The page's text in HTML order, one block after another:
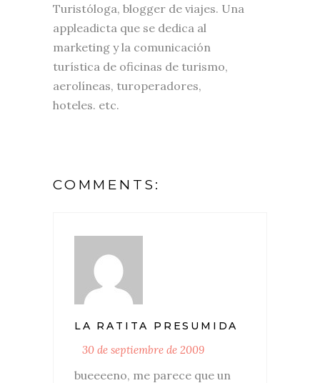
Turistóloga, blogger de viajes. Una
appleadicta que se dedica al
marketing y la comunicación
turística de oficinas de turismo,
aerolíneas, turoperadores,
hoteles. etc.
COMMENTS:
LA RATITA PRESUMIDA
30 de septiembre de 2009
bueeeeno, me parece que un